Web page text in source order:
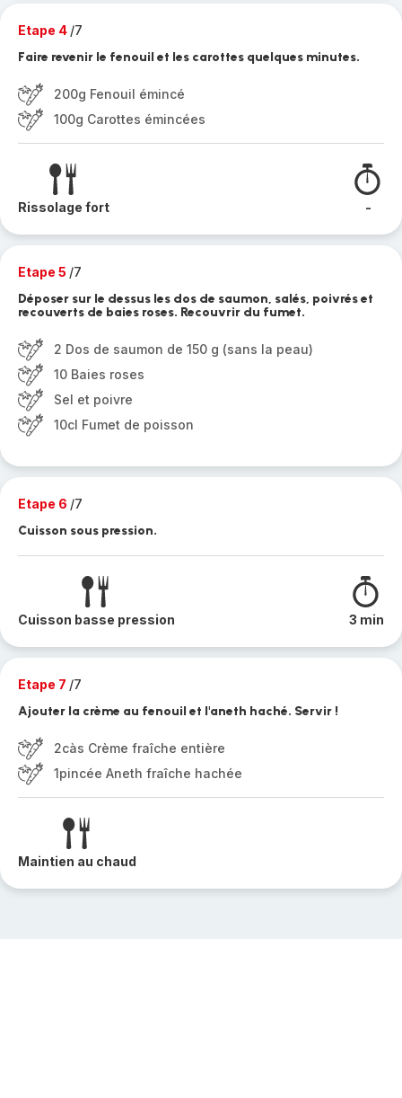
Etape 4 /7
Faire revenir le fenouil et les carottes quelques minutes.
200g Fenouil émincé
100g Carottes émincées
Rissolage fort -
Etape 5 /7
Déposer sur le dessus les dos de saumon, salés, poivrés et
recouverts de baies roses. Recouvrir du fumet.
2 Dos de saumon de 150 g (sans la peau)
10 Baies roses
Sel et poivre
10cl Fumet de poisson
Etape 6 /7
Cuisson sous pression.
Cuisson basse pression 3 min
Etape 7 /7
Ajouter la crème au fenouil et l'aneth haché. Servir !
2càs Crème fraîche entière
1pincée Aneth fraîche hachée
Maintien au chaud